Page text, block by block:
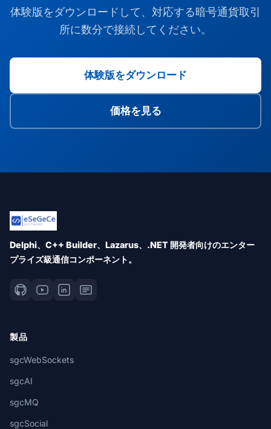
体験版をダウンロードして、対応する暗号通貨取引
所に数分で接続してください。
体験版をダウンロード
価格を見る
Delphi、C++ Builder、Lazarus、.NET 開発者向けのエンター
プライズ級通信コンポーネント。
製品
sgcWebSockets
sgcAI
sgcMQ
sgcSocial